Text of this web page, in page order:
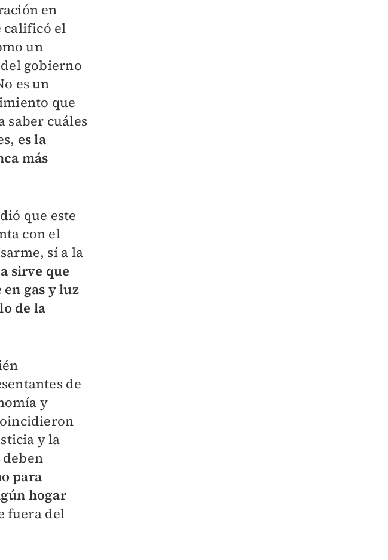
en
calificó el
un
gobierno
es un
que
saber cuáles
es la
más
que este
con el
sí a la
sirve que
gas y luz
de la
de
y
y la
para
hogar
fuera del